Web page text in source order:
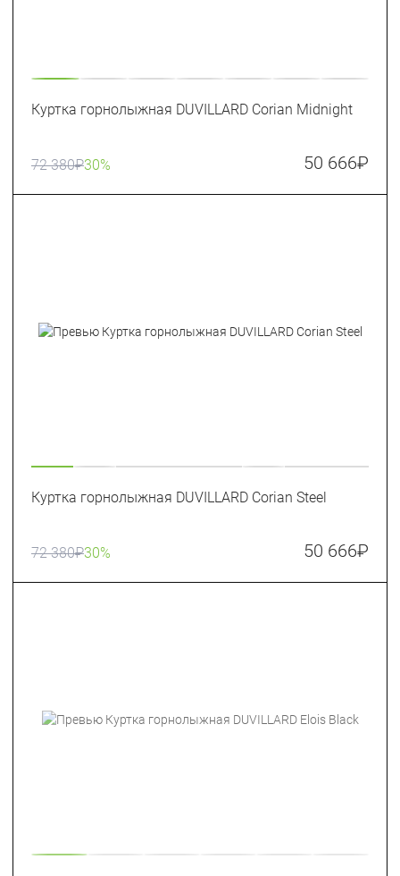
Куртка горнолыжная DUVILLARD Corian Midnight
72 380₽30% 50 666₽
Куртка горнолыжная DUVILLARD Corian Steel
72 380₽30% 50 666₽